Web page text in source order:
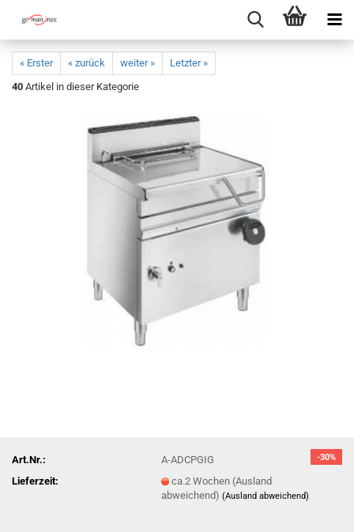
« Erster « zurück weiter »
Letzter »
40 Artikel in dieser Kategorie
-30%
Art.Nr.:
A-ADCPGIG
Lieferzeit:
ca.2 Wochen (Ausland
abweichend)(Ausland abweichend)